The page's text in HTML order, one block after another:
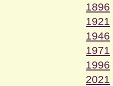
1896
1921
1946
1971
1996
2021